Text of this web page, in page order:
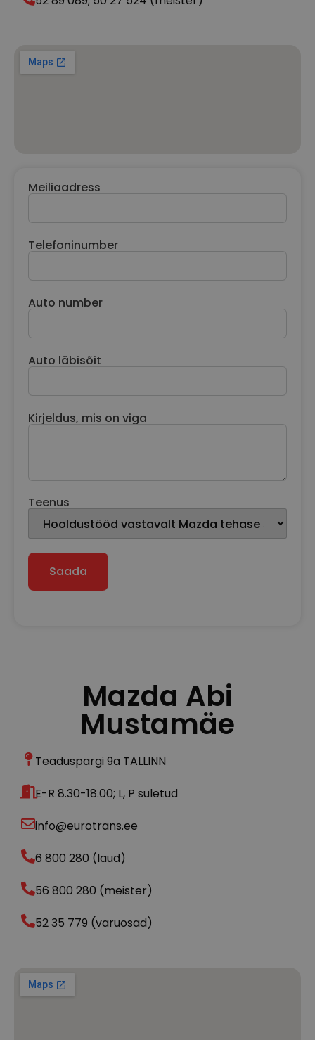
Meiliaadress
Telefoninumber
Auto number
Auto läbisõit
Kirjeldus, mis on viga
Teenus
Mazda Abi
Mustamäe
Teaduspargi 9a TALLINN
E-R 8.30-18.00; L, P suletud
info@eurotrans.ee
6 800 280 (laud)
56 800 280 (meister)
52 35 779 (varuosad)